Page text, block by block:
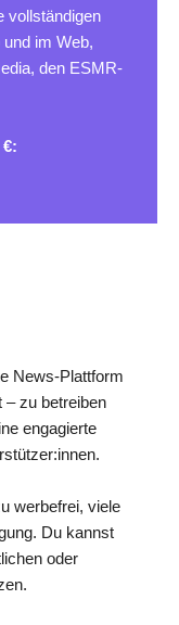
vollständigen
im Web,
den ESMR-
News-Plattform
– zu betreiben
engagierte
werbefrei, viele
Du kannst
oder